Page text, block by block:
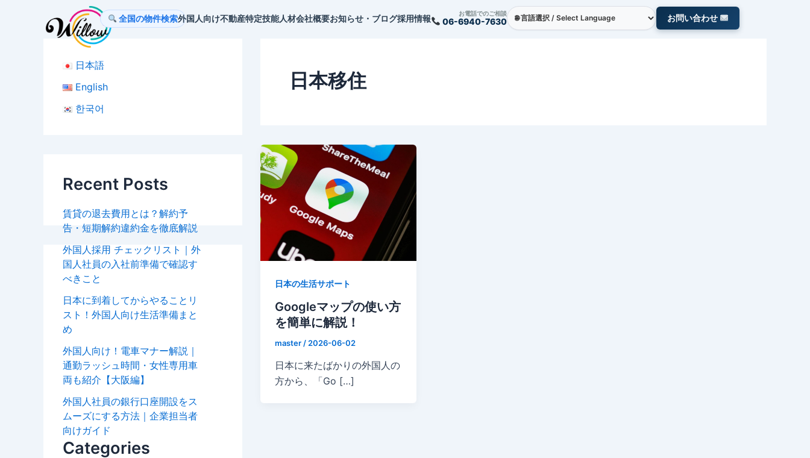
全国の物件検索外国人向け不動産特定技能人材会社概要お知らせ・ブログ採用情報
お電話でのご相談
06-6940-7630 お問い合わせ
日本語
English
한국어
Recent Posts
賃貸の退去費用とは？解約予
告・短期解約違約金を徹底解説
外国人採用 チェックリスト｜外
国人社員の入社前準備で確認す
べきこと
日本に到着してからやることリ
スト！外国人向け生活準備まと
め
外国人向け！電車マナー解説｜
通勤ラッシュ時間・女性専用車
両も紹介【大阪編】
外国人社員の銀行口座開設をス
ムーズにする方法｜企業担当者
向けガイド
Categories
日本移住
日本の生活サポート
Googleマップの使い方
を簡単に解説！
master / 2026-06-02
日本に来たばかりの外国人の
方から、「Go […]